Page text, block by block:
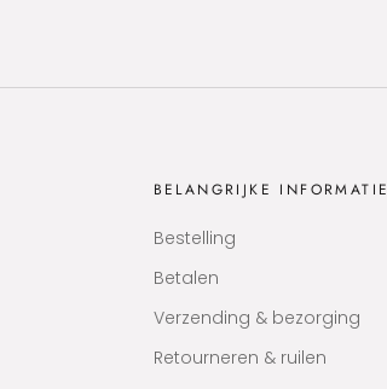
BELANGRIJKE INFORMATIE
Bestelling
Betalen
Verzending & bezorging
Retourneren & ruilen